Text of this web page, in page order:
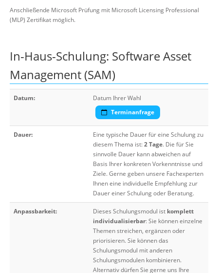
Anschließende Microsoft Prüfung mit Microsoft Licensing Professional
(MLP) Zertifikat möglich.
In-Haus-Schulung: Software Asset
Management (SAM)
Datum:
Datum Ihrer Wahl
Terminanfrage
Dauer:
Eine typische Dauer für eine Schulung zu
diesem Thema ist:2 Tage. Die für Sie
sinnvolle Dauer kann abweichen auf
Basis Ihrer konkreten Vorkenntnisse und
Ziele. Gerne geben unsere Fachexperten
Ihnen eine individuelle Empfehlung zur
Dauer einer Schulung oder Beratung.
Anpassbarkeit: Dieses Schulungsmodul ist komplett
individualisierbar: Sie können einzelne
Themen streichen, ergänzen oder
priorisieren. Sie können das
Schulungsmodul mit anderen
Schulungsmodulen kombinieren.
Alternativ dürfen Sie gerne uns Ihre